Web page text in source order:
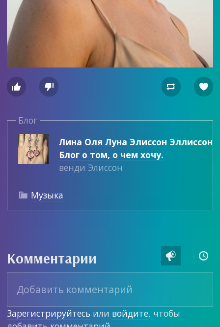
   
Блог
Лина Оля Луна Элиссон Эллиссон
Блог о том, о чем хочу.
венди Элиссон
 Музыка
Комментарии  
Зарегистрируйтесь или войдите, чтобы